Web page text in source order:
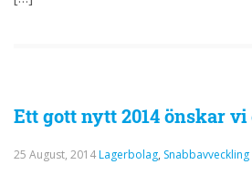
Ett gott nytt 2014 önskar vi
25 August, 2014Lagerbolag, Snabbavveckling